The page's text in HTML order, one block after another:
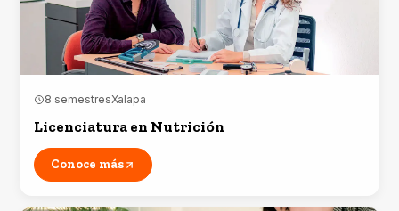
8 semestresXalapa
Licenciatura en Nutrición
Conoce más